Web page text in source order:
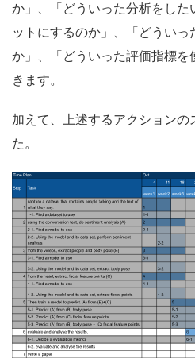
か」、「どういった分析をし
ットにするのか」、「どうい
か」、「どういった評価指標を
きます。
加えて、上述するアクションの
た。